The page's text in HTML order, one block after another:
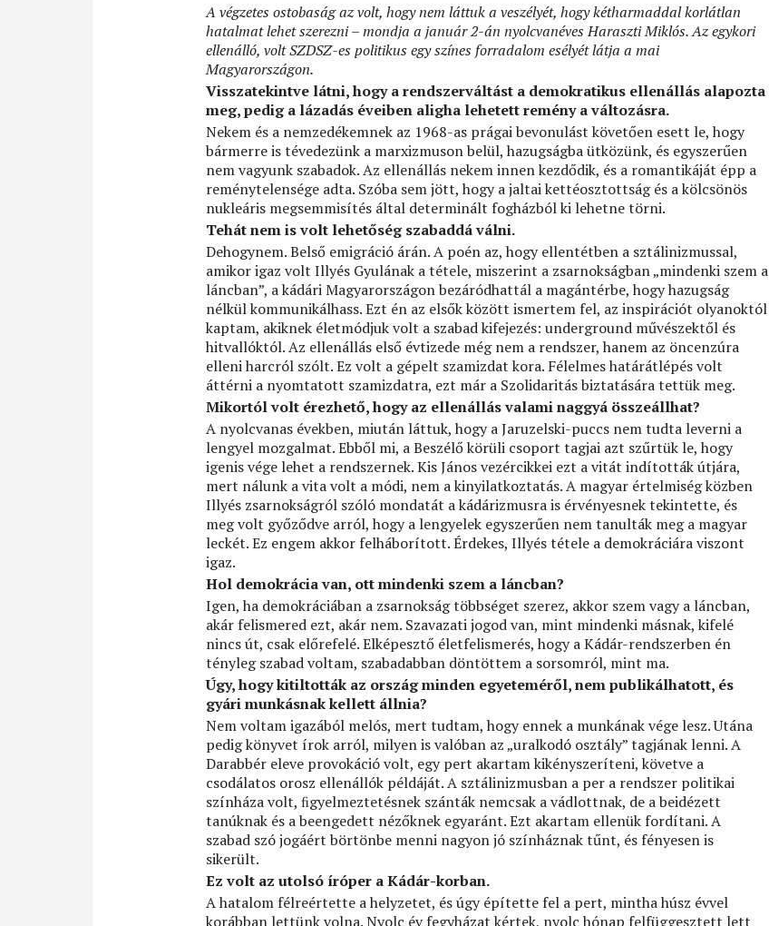
A végzetes ostobaság az volt, hogy nem láttuk a veszélyét, hogy kétharmaddal korlátlan
hatalmat lehet szerezni – mondja a január 2-án nyolcvanéves Haraszti Miklós. Az egykori
ellenálló, volt SZDSZ-es politikus egy színes forradalom esélyét látja a mai
Magyarországon.
Visszatekintve látni, hogy a rendszerváltást a demokratikus ellenállás alapozta
meg, pedig a lázadás éveiben aligha lehetett remény a változásra.
Nekem és a nemzedékemnek az 1968-as prágai bevonulást követően esett le, hogy
bármerre is tévedezünk a marxizmuson belül, hazugságba ütközünk, és egyszerűen
nem vagyunk szabadok. Az ellenállás nekem innen kezdődik, és a romantikáját épp a
reménytelensége adta. Szóba sem jött, hogy a jaltai kettéosztottság és a kölcsönös
nukleáris megsemmisítés által determinált fogházból ki lehetne törni.
Tehát nem is volt lehetőség szabaddá válni.
Dehogynem. Belső emigráció árán. A poén az, hogy ellentétben a sztálinizmussal,
amikor igaz volt Illyés Gyulának a tétele, miszerint a zsarnokságban „mindenki szem a
láncban”, a kádári Magyarországon bezáródhattál a magántérbe, hogy hazugság
nélkül kommunikálhass. Ezt én az elsők között ismertem fel, az inspirációt olyanoktól
kaptam, akiknek életmódjuk volt a szabad kifejezés: underground művészektől és
hitvallóktól. Az ellenállás első évtizede még nem a rendszer, hanem az öncenzúra
elleni harcról szólt. Ez volt a gépelt szamizdat kora. Félelmes határátlépés volt
áttérni a nyomtatott szamizdatra, ezt már a Szolidaritás biztatására tettük meg.
Mikortól volt érezhető, hogy az ellenállás valami naggyá összeállhat?
A nyolcvanas években, miután láttuk, hogy a Jaruzelski-puccs nem tudta leverni a
lengyel mozgalmat. Ebből mi, a Beszélő körüli csoport tagjai azt szűrtük le, hogy
igenis vége lehet a rendszernek. Kis János vezércikkei ezt a vitát indították útjára,
mert nálunk a vita volt a módi, nem a kinyilatkoztatás. A magyar értelmiség közben
Illyés zsarnokságról szóló mondatát a kádárizmusra is érvényesnek tekintette, és
meg volt győződve arról, hogy a lengyelek egyszerűen nem tanulták meg a magyar
leckét. Ez engem akkor felháborított. Érdekes, Illyés tétele a demokráciára viszont
igaz.
Hol demokrácia van, ott mindenki szem a láncban?
Igen, ha demokráciában a zsarnokság többséget szerez, akkor szem vagy a láncban,
akár felismered ezt, akár nem. Szavazati jogod van, mint mindenki másnak, kifelé
nincs út, csak előrefelé. Elképesztő életfelismerés, hogy a Kádár-rendszerben én
tényleg szabad voltam, szabadabban döntöttem a sorsomról, mint ma.
Úgy, hogy kitiltották az ország minden egyeteméről, nem publikálhatott, és
gyári munkásnak kellett állnia?
Nem voltam igazából melós, mert tudtam, hogy ennek a munkának vége lesz. Utána
pedig könyvet írok arról, milyen is valóban az „uralkodó osztály” tagjának lenni. A
Darabbér eleve provokáció volt, egy pert akartam kikényszeríteni, követve a
csodálatos orosz ellenállók példáját. A sztálinizmusban a per a rendszer politikai
színháza volt, ﬁgyelmeztetésnek szánták nemcsak a vádlottnak, de a beidézett
tanúknak és a beengedett nézőknek egyaránt. Ezt akartam ellenük fordítani. A
szabad szó jogáért börtönbe menni nagyon jó színháznak tűnt, és fényesen is
sikerült.
Ez volt az utolsó íróper a Kádár-korban.
A hatalom félreértette a helyzetet, és úgy építette fel a pert, mintha húsz évvel
korábban lettünk volna. Nyolc év fegyházat kértek, nyolc hónap felfüggesztett lett